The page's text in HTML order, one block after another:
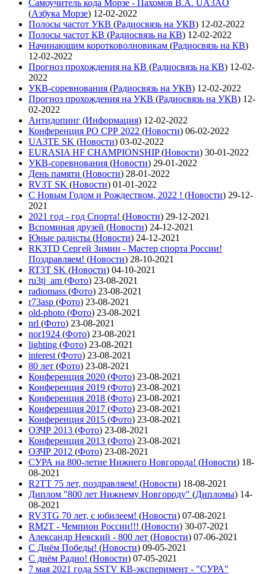
Самоучитель кода Морзе - Пахомов В.А. UA3AO
(Азбука Морзе) 12-02-2022
Полосы частот УКВ (Радиосвязь на УКВ) 12-02-2022
Полосы частот КВ (Радиосвязь на КВ) 12-02-2022
Начинающим коротковолновикам (Радиосвязь на КВ)
12-02-2022
Прогноз прохождения на КВ (Радиосвязь на КВ) 12-02-
2022
УКВ-соревнования (Радиосвязь на УКВ) 12-02-2022
Прогноз прохождения на УКВ (Радиосвязь на УКВ) 12-
02-2022
Антидопинг (Информация) 12-02-2022
Конференция РО СРР 2022 (Новости) 06-02-2022
UA3TE SK (Новости) 03-02-2022
EURASIA HF CHAMPIONSHIP(Новости) 30-01-2022
УКВ-соревнования (Новости) 29-01-2022
День памяти (Новости) 28-01-2022
RV3T SK (Новости) 01-01-2022
С Новым Годом и Рождеством, 2022 ! (Новости) 29-12-
2021
2021 год - год Cпорта! (Новости) 29-12-2021
Вспоминая друзей (Новости) 24-12-2021
Юные радисты (Новости) 24-12-2021
RK3TD Сергей Зимин - Мастер спорта России!
Поздравляем! (Новости) 28-10-2021
RT3T SK (Новости) 04-10-2021
ru3tj_am (Фото) 23-08-2021
radiomass (Фото) 23-08-2021
r73asp (Фото) 23-08-2021
old-photo (Фото) 23-08-2021
nrl (Фото) 23-08-2021
nor1924 (Фото) 23-08-2021
lighting (Фото) 23-08-2021
interest (Фото) 23-08-2021
80 лет (Фото) 23-08-2021
Конференция 2020 (Фото) 23-08-2021
Конференция 2019 (Фото) 23-08-2021
Конференция 2018 (Фото) 23-08-2021
Конференция 2017 (Фото) 23-08-2021
Конференция 2015 (Фото) 23-08-2021
ОЗЧР 2013 (Фото) 23-08-2021
Конференция 2013 (Фото) 23-08-2021
ОЗЧР 2012 (Фото) 23-08-2021
СУРА на 800-летие Нижнего Новгорода! (Новости) 18-
08-2021
R2TT 75 лет, поздравляем! (Новости) 18-08-2021
Диплом "800 лет Нижнему Новгороду" (Дипломы) 14-
08-2021
RV3TG 70 лет, с юбилеем! (Новости) 07-08-2021
RM2T - Чемпион России!!! (Новости) 30-07-2021
Александр Невский - 800 лет (Новости) 07-06-2021
С Днём Победы! (Новости) 09-05-2021
C днём Радио! (Новости) 07-05-2021
7 мая 2021 года SSTV КВ-эксперимент - "СУРА"